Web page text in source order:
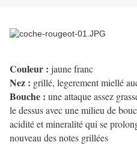
Couleur : jaune franc
Nez : grillé, legerement miellé
Bouche : une attaque assez
le dessus avec une milieu de
acidité et mineralité qui se
nouveau des notes grillées